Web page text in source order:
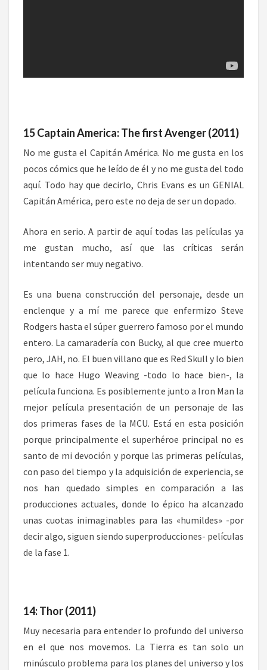
15 Captain America: The first Avenger (2011)
No me gusta el Capitán América. No me gusta en los
pocos cómics que he leído de él y no me gusta del todo
aquí. Todo hay que decirlo, Chris Evans es un GENIAL
Capitán América, pero este no deja de ser un dopado.
Ahora en serio. A partir de aquí todas las películas ya
me gustan mucho, así que las críticas serán
intentando ser muy negativo.
Es una buena construcción del personaje, desde un
enclenque y a mí me parece que enfermizo Steve
Rodgers hasta el súper guerrero famoso por el mundo
entero. La camaradería con Bucky, al que cree muerto
pero, JAH, no. El buen villano que es Red Skull y lo bien
que lo hace Hugo Weaving -todo lo hace bien-, la
película funciona. Es posiblemente junto a Iron Man la
mejor película presentación de un personaje de las
dos primeras fases de la MCU. Está en esta posición
porque principalmente el superhéroe principal no es
santo de mi devoción y porque las primeras películas,
con paso del tiempo y la adquisición de experiencia, se
nos han quedado simples en comparación a las
producciones actuales, donde lo épico ha alcanzado
unas cuotas inimaginables para las «humildes» -por
decir algo, siguen siendo superproducciones- películas
de la fase 1.
14: Thor (2011)
Muy necesaria para entender lo profundo del universo
en el que nos movemos. La Tierra es tan solo un
minúsculo problema para los planes del universo y los